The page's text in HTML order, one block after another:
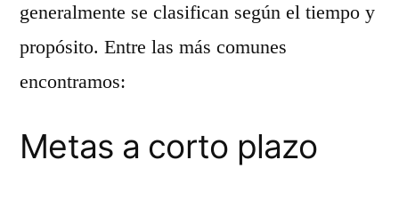
generalmente se clasifican según el tiempo y
propósito. Entre las más comunes
encontramos:
Metas a corto plazo